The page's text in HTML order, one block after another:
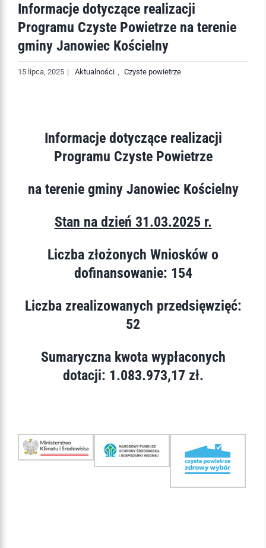
Informacje dotyczące realizacji
Programu Czyste Powietrze na terenie
gminy Janowiec Kościelny
15 lipca, 2025 | Aktualności Czyste powietrze
Informacje dotyczące realizacji
Programu Czyste Powietrze
na terenie gminy Janowiec Kościelny
Stan na dzień 31.03.2025 r.
Liczba złożonych Wniosków o
dofinansowanie: 154
Liczba zrealizowanych przedsięwzięć:
52
Sumaryczna kwota wypłaconych
dotacji: 1.083.973,17 zł.